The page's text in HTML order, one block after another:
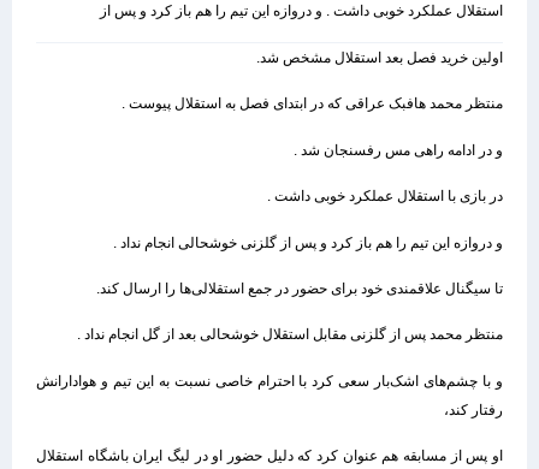
استقلال عملکرد خوبی داشت . و دروازه این تیم را هم باز کرد و پس از
اولین خرید فصل بعد استقلال مشخص شد.
منتظر محمد هافبک عراقی که در ابتدای فصل به استقلال پیوست .
و در ادامه راهی مس رفسنجان شد .
در بازی با استقلال عملکرد خوبی داشت .
و دروازه این تیم را هم باز کرد و پس از گلزنی خوشحالی انجام نداد .
تا سیگنال علاقمندی خود برای حضور در جمع استقلالی‌ها را ارسال کند.
منتظر محمد پس از گلزنی مقابل استقلال خوشحالی بعد از گل انجام نداد .
و با چشم‌های اشک‌بار سعی کرد با احترام خاصی نسبت به این تیم و هوادارانش
رفتار کند،
او پس از مسابقه هم عنوان کرد که دلیل حضور او در لیگ ایران باشگاه استقلال